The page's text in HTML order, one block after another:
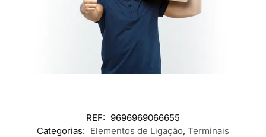
REF: 9696969066655
Categorias: Elementos de Ligação, Terminais